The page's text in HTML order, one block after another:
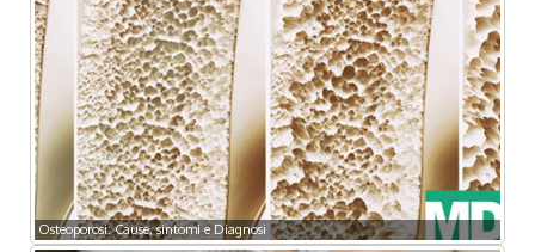
Osteoporosi: Cause, sintomi e Diagnosi